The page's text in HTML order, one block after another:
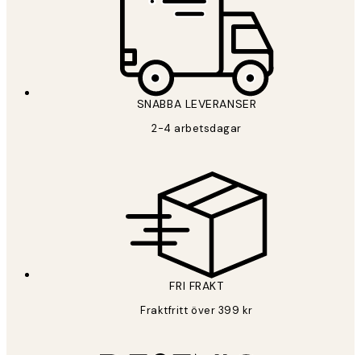
SNABBA LEVERANSER
2-4 arbetsdagar
FRI FRAKT
Fraktfritt över 399 kr